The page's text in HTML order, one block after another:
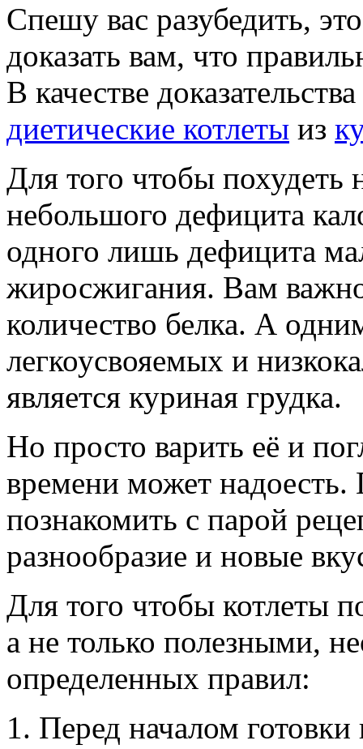
Спешу вас разубедить,
доказать вам, что
В качестве
диетические котлеты из
Для того чтобы похудеть
небольшого дефицита
одного лишь дефицита
жиросжигания. Вам
количество белка. А
легкоусвояемых и
является куриная грудка.
Но просто варить её и
времени может надоесть.
познакомить с парой
разнообразие и новые
Для того чтобы котлеты
а не только полезными,
определенных правил:
Перед началом